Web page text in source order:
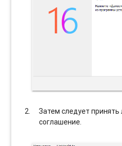
Затем следует
соглашение.